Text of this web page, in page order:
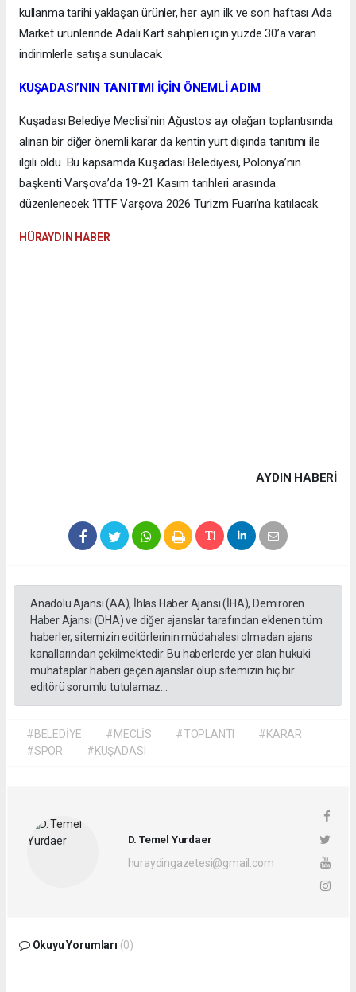
kullanma tarihi yaklaşan ürünler, her ayın ilk ve son haftası Ada
Market ürünlerinde Adalı Kart sahipleri için yüzde 30’a varan
indirimlerle satışa sunulacak.
KUŞADASI’NIN TANITIMI İÇİN ÖNEMLİ ADIM
Kuşadası Belediye Meclisi'nin Ağustos ayı olağan toplantısında
alınan bir diğer önemli karar da kentin yurt dışında tanıtımı ile
ilgili oldu. Bu kapsamda Kuşadası Belediyesi, Polonya’nın
başkenti Varşova’da 19-21 Kasım tarihleri arasında
düzenlenecek ‘ITTF Varşova 2026 Turizm Fuarı’na katılacak.
HÜRAYDIN HABER
AYDIN HABERİ
Anadolu Ajansı (AA), İhlas Haber Ajansı (İHA), Demirören
Haber Ajansı (DHA) ve diğer ajanslar tarafından eklenen tüm
haberler, sitemizin editörlerinin müdahalesi olmadan ajans
kanallarından çekilmektedir. Bu haberlerde yer alan hukuki
muhataplar haberi geçen ajanslar olup sitemizin hiç bir
editörü sorumlu tutulamaz...
#BELEDİYE #MECLİS #TOPLANTI
#KARAR
#SPOR
#KUŞADASI
D. Temel Yurdaer
huraydingazetesi@gmail.com
Okuyu Yorumları (0)